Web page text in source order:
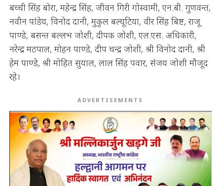
बच्ची सिंह बोरा, महेन्द्र सिंह, जीवन गिरी गोस्वामी, एन.बी. गुणवन्त,
नवीन पांडेय, विनोद दानी, मुकुल बल्यूटिया, वीर सिंह बिष्ट, राजू
पाण्डे, बसन्त बल्लभ जोशी, दीपक जोशी, एल.एस. अधिकारी,
नरेन्द्र मठपाल, मोहन पाण्डे, दीप चन्द्र जोशी, श्री विनोद दानी, श्री
हेम पाण्डे, श्री मोहित सुयाल, लाल सिंह पवार, संजय जोशी मौजूद
रहे।
ADVERTISEMENTS